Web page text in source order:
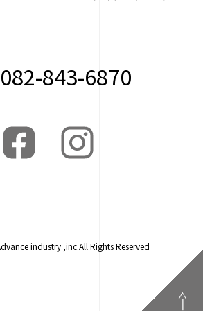
843-6870
industry ,inc.All Rights Reserved